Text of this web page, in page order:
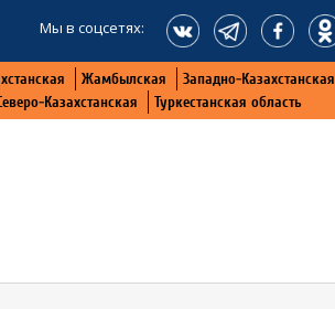
Мы в соцсетях:
Жамбылская
Западно-Казахстанская
Казахстанская Туркестанская область